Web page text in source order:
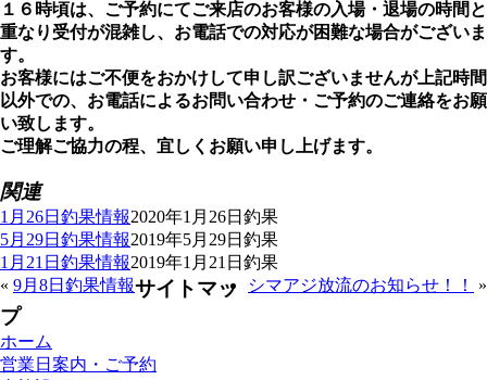
１６時頃は、ご予約にてご来店のお客様の入場・退場の時間と
重なり 受付が混雑し、お電話での対応が困難な場合がございま
す。
お客様にはご不便をおかけして申し訳ございませんが上記時間
以外での、お電話によるお問い合わせ・ご予約のご連絡をお願
い致します。
ご理解ご協力の程、宜しくお願い申し上げます。
関連
1月26日釣果情報2020年1月26日 釣果
5月29日釣果情報2019年5月29日 釣果
1月21日釣果情報2019年1月21日 釣果
« 9月8日釣果情報 シマアジ放流のお知らせ！！ »
サイトマッ
プ
ホーム
営業日案内・ご予約